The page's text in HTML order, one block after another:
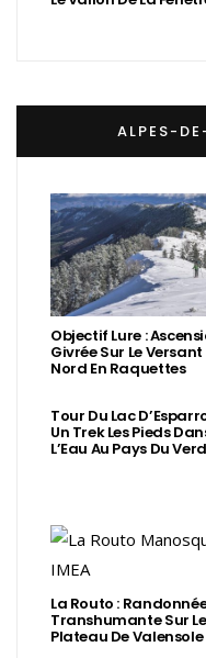
ALPES-
Objectif Lure :
Givrée Sur Le Versant
Nord En Raquettes
Tour Du Lac
Un Trek Les Pieds
L’Eau Au Pays Du
La Routo :
Transhumante Sur Le
Plateau De Valensole